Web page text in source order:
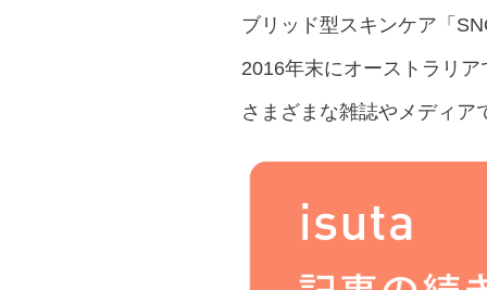
ブリッド型スキンケア「
2016年末にオーストラリ
さまざまな雑誌やメディア